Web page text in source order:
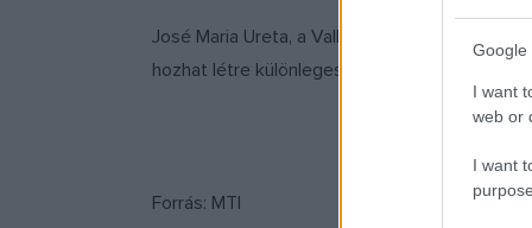
Google
I want
web or
I want
José Maria Ureta, a Valladolidi
hozhat létre különleges közösséget. Egy
Forrás: MTI